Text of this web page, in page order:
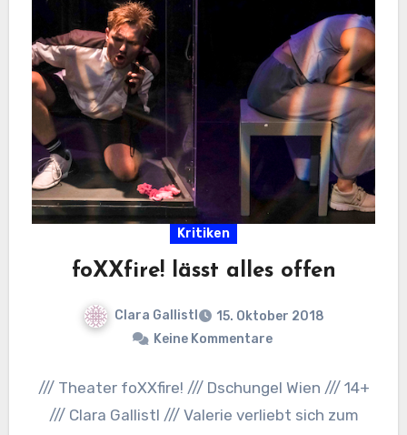
Kritiken
foXXfire! lässt alles offen
Clara Gallistl
15. Oktober 2018
Keine Kommentare
/// Theater foXXfire! /// Dschungel Wien /// 14+
/// Clara Gallistl /// Valerie verliebt sich zum